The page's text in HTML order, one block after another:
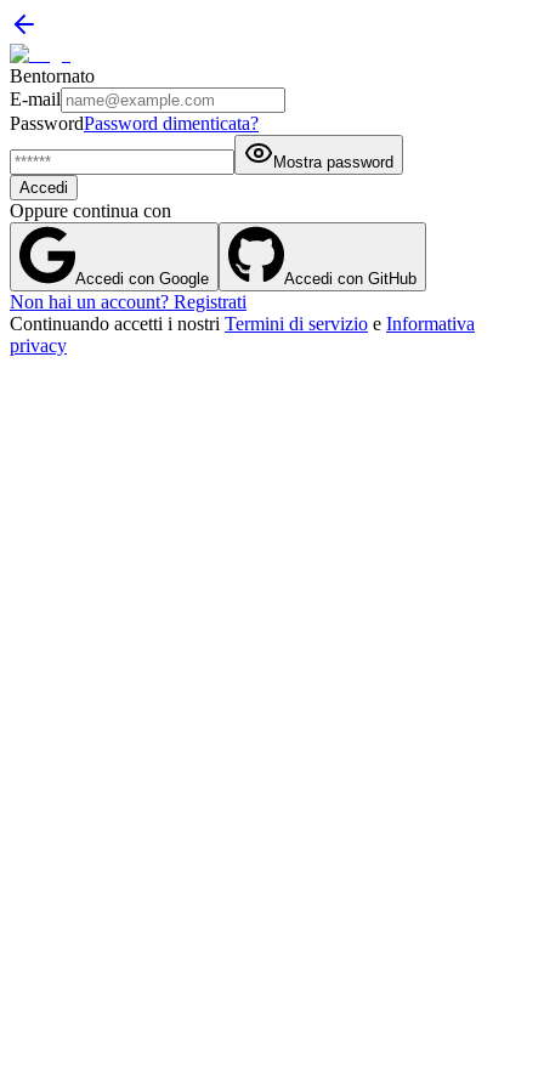
Bentornato
E-mail
PasswordPassword dimenticata?
Mostra password
Accedi
Oppure continua con
Accedi con Google Accedi con GitHub
Non hai un account? Registrati
Continuando accetti i nostri Termini di servizio e Informativa
privacy